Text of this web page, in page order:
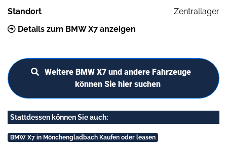
Standort
Zentrallager
Details zum BMW X7 anzeigen
Weitere BMW X7 und andere Fahrzeuge
können Sie hier suchen
Stattdessen können Sie auch:
BMW X7 in Mönchengladbach Kaufen oder leasen